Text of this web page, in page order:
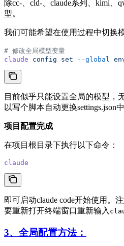
除cc-、cld-、claude系列、kimi、
型。
我们可能希望在使用过程中切换
# 修改全局模型变量
claude config set --global
目前似乎只能设置全局的模型，
以写个脚本自动更换settings.json
项目配置完成
在项目根目录下执行以下命令：
claude
即可启动claude code开始使用。
要重新打开终端窗口重新输入
3、全局配置方法：